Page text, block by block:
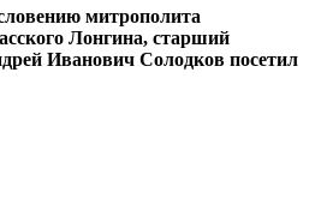
митрополита
Лонгина, старший
Иванович Солодков посетил